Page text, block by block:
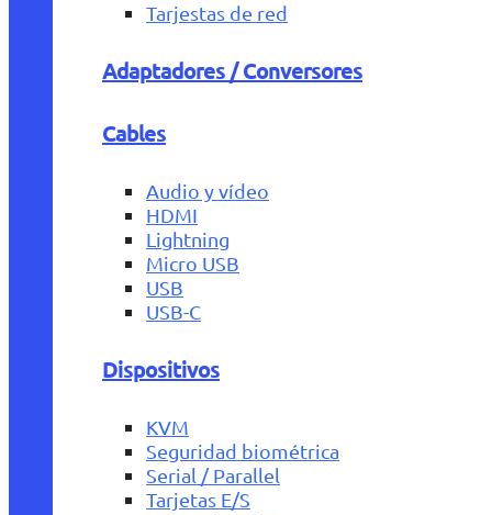
Tarjestas de red
Adaptadores / Conversores
Cables
Audio y vídeo
HDMI
Lightning
Micro USB
USB
USB-C
Dispositivos
KVM
Seguridad biométrica
Serial / Parallel
Tarjetas E/S